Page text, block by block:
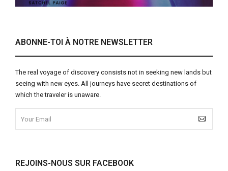
ABONNE-TOI À NOTRE NEWSLETTER
The real voyage of discovery consists not in seeking new lands but
seeing with new eyes. All journeys have secret destinations of
which the traveler is unaware.
REJOINS-NOUS SUR FACEBOOK